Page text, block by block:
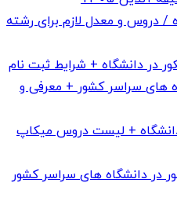
/ دروس و معدل لازم برای رشته
در دانشگاه + شرایط ثبت نام
های سراسر کشور + معرفی و
+ لیست دروس میکاپ
در دانشگاه های سراسر کشور